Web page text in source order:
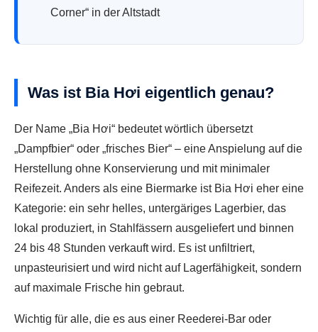
Corner“ in der Altstadt
Was ist Bia Hơi eigentlich genau?
Der Name „Bia Hơi“ bedeutet wörtlich übersetzt
„Dampfbier“ oder „frisches Bier“ – eine Anspielung auf die
Herstellung ohne Konservierung und mit minimaler
Reifezeit. Anders als eine Biermarke ist Bia Hơi eher eine
Kategorie: ein sehr helles, untergäriges Lagerbier, das
lokal produziert, in Stahlfässern ausgeliefert und binnen
24 bis 48 Stunden verkauft wird. Es ist unfiltriert,
unpasteurisiert und wird nicht auf Lagerfähigkeit, sondern
auf maximale Frische hin gebraut.
Wichtig für alle, die es aus einer Reederei-Bar oder